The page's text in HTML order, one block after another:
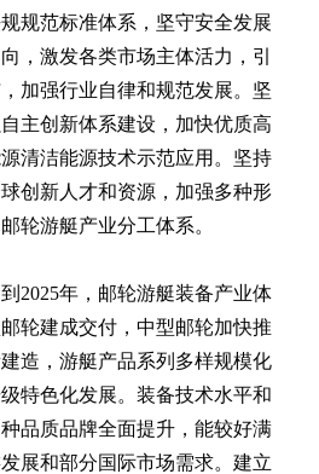
规范标准体系，坚守安全发展
，激发各类市场主体活力，引
加强行业自律和规范发展。坚
主创新体系建设，加快优质高
清洁能源技术示范应用。坚持
创新人才和资源，加强多种形
轮游艇产业分工体系。
到2025年，邮轮游艇装备产业体
轮建成交付，中型邮轮加快推
造，游艇产品系列多样规模化
特色化发展。装备技术水平和
品质品牌全面提升，能较好满
展和部分国际市场需求。建立